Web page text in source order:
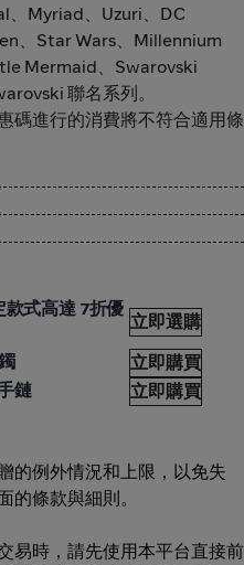
、Myriad、Uzuri、DC
、Star Wars、Millennium
Mermaid、Swarovski
聯名系列。
碼進行的消費將不符合適用條
式高達 7折優
立即選購
立即購買
鏈 立即購買
的例外情況和上限，以免失
的條款與細則。
易時，請先使用本平台直接前